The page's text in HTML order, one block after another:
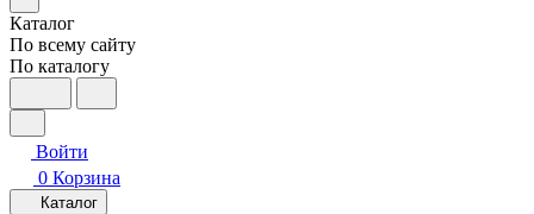
Каталог
По всему сайту
По каталогу
Войти
0 Корзина
Каталог